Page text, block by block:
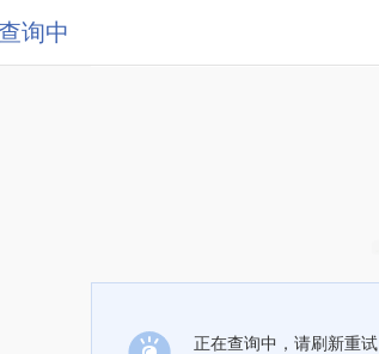
询中
正在查询中，请刷新重试